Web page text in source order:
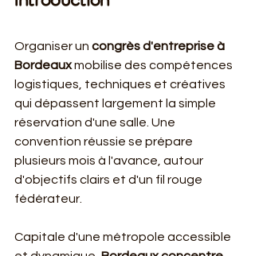
Organiser un congrès d'entreprise à
Bordeaux mobilise des compétences
logistiques, techniques et créatives
qui dépassent largement la simple
réservation d'une salle. Une
convention réussie se prépare
plusieurs mois à l'avance, autour
d'objectifs clairs et d'un fil rouge
fédérateur.
Capitale d'une métropole accessible